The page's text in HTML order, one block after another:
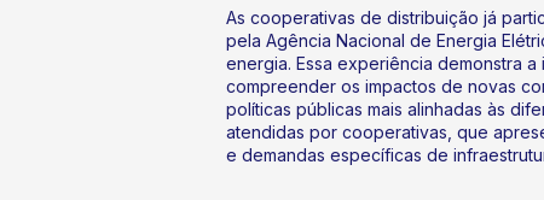
As cooperativas de distribuição já
pela Agência Nacional de Energia
energia. Essa experiência demonstra
compreender os impactos de novas
políticas públicas mais alinhadas às
atendidas por cooperativas, que
e demandas específicas de